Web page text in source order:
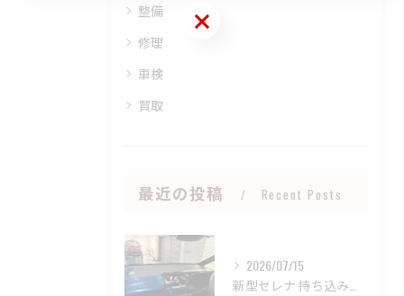
整備
修理
車検
買取
最近の投稿 Recent Posts
2026/07/15
お問い合わせはこちら